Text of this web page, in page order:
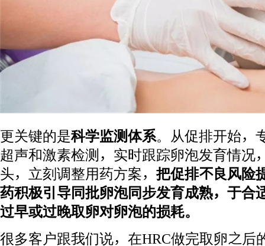
更关键的是科学监测体系。从促排开始，
超声和激素检测，实时跟踪卵泡发育情况
头，立刻调整用药方案，把促排不良风险
药积极引导同批卵泡同步发育成熟，于合
过早或过晚取卵对卵泡的损耗。
很多客户跟我们说，在HRC做完取卵之后